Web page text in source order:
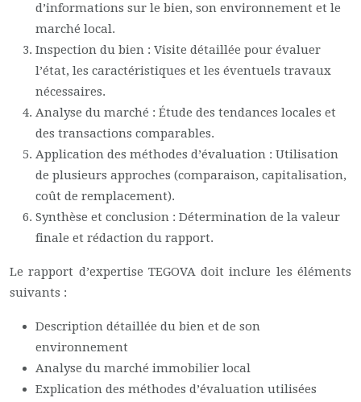
d’informations sur le bien, son environnement et le
marché local.
Inspection du bien : Visite détaillée pour évaluer
l’état, les caractéristiques et les éventuels travaux
nécessaires.
Analyse du marché : Étude des tendances locales et
des transactions comparables.
Application des méthodes d’évaluation : Utilisation
de plusieurs approches (comparaison, capitalisation,
coût de remplacement).
Synthèse et conclusion : Détermination de la valeur
finale et rédaction du rapport.
Le rapport d’expertise TEGOVA doit inclure les éléments
suivants :
Description détaillée du bien et de son
environnement
Analyse du marché immobilier local
Explication des méthodes d’évaluation utilisées